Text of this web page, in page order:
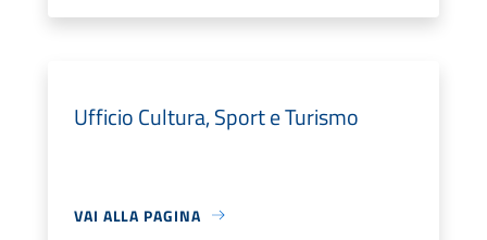
Ufficio Cultura, Sport e Turismo
VAI ALLA PAGINA